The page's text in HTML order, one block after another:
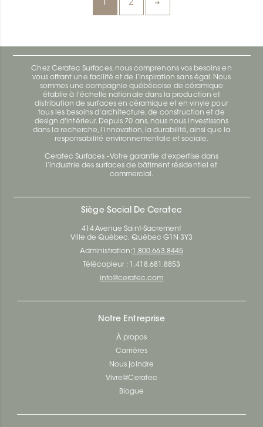
1 2
Chez Ceratec Surfaces, nous comprenons vos besoins en
vous offrant une facilité et de l’inspiration sans égal. Nous
sommes une compagnie québécoise de céramique
établie à l'échelle nationale dans la production et
distribution de surfaces en céramique et en vinyle pour
tous les besoins d'architecture, de construction et de
design d'intérieur. Depuis 70 ans, nous nous investissons
dans la recherche, l’innovation, la durabilité, ainsi que la
responsabilité environnementale et sociale.
Ceratec Surfaces - Votre garantie d'expertise dans
l’industrie des surfaces de bâtiment résidentiel et
commercial.
Siège Social De Ceratec
414 Avenue Saint-Sacrement
Ville de Québec, Québec G1N 3Y3
Administration: 1.800.663.8445
Télécopieur : 1.418.681.8853
info@ceratec.com
Notre Entreprise
À propos
Carrières
Nous joindre
Vivre@Ceratec
Blogue